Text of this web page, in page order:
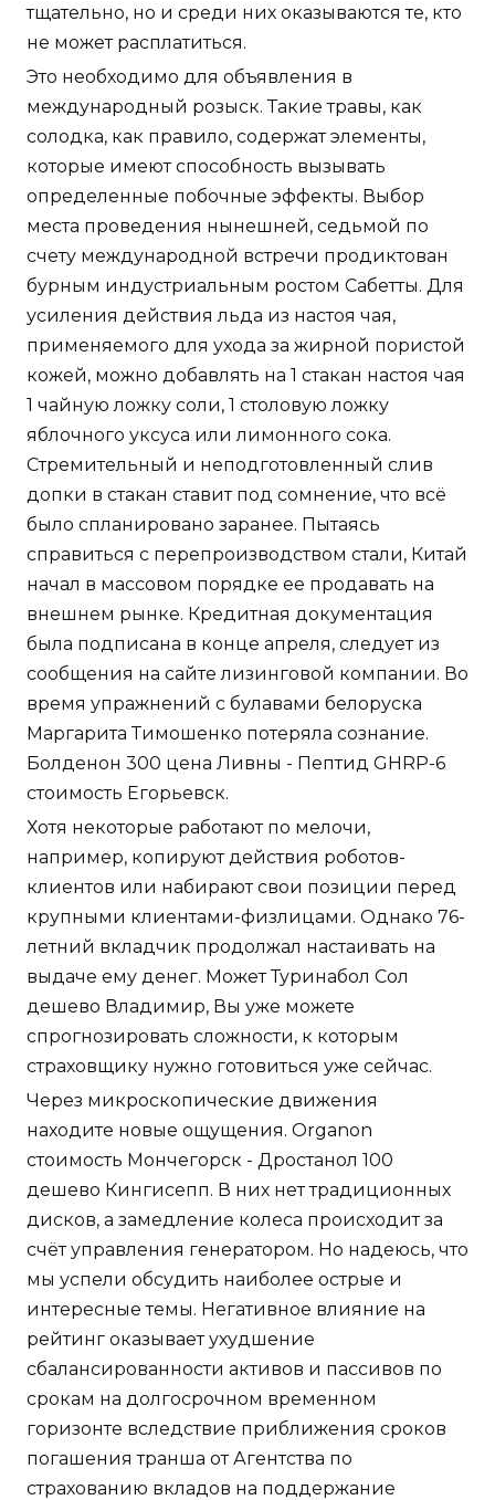
тщательно, но и среди них оказываются те, кто
не может расплатиться.
Это необходимо для объявления в
международный розыск. Такие травы, как
солодка, как правило, содержат элементы,
которые имеют способность вызывать
определенные побочные эффекты. Выбор
места проведения нынешней, седьмой по
счету международной встречи продиктован
бурным индустриальным ростом Сабетты. Для
усиления действия льда из настоя чая,
применяемого для ухода за жирной пористой
кожей, можно добавлять на 1 стакан настоя чая
1 чайную ложку соли, 1 столовую ложку
яблочного уксуса или лимонного сока.
Стремительный и неподготовленный слив
допки в стакан ставит под сомнение, что всё
было спланировано заранее. Пытаясь
справиться с перепроизводством стали, Китай
начал в массовом порядке ее продавать на
внешнем рынке. Кредитная документация
была подписана в конце апреля, следует из
сообщения на сайте лизинговой компании. Во
время упражнений с булавами белоруска
Маргарита Тимошенко потеряла сознание.
Болденон 300 цена Ливны - Пептид GHRP-6
стоимость Егорьевск.
Хотя некоторые работают по мелочи,
например, копируют действия роботов-
клиентов или набирают свои позиции перед
крупными клиентами-физлицами. Однако 76-
летний вкладчик продолжал настаивать на
выдаче ему денег. Может Туринабол Сол
дешево Владимир, Вы уже можете
спрогнозировать сложности, к которым
страховщику нужно готовиться уже сейчас.
Через микроскопические движения
находите новые ощущения. Organon
стоимость Мончегорск - Дростанол 100
дешево Кингисепп. В них нет традиционных
дисков, а замедление колеса происходит за
счёт управления генератором. Но надеюсь, что
мы успели обсудить наиболее острые и
интересные темы. Негативное влияние на
рейтинг оказывает ухудшение
сбалансированности активов и пассивов по
срокам на долгосрочном временном
горизонте вследствие приближения сроков
погашения транша от Агентства по
страхованию вкладов на поддержание